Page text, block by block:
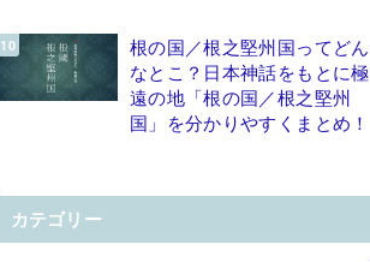
根の国／根之堅州国ってどん
なとこ？日本神話をもとに極
遠の地「根の国／根之堅州
国」を分かりやすくまとめ！
カテゴリー